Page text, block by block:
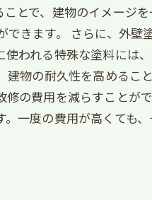
とで、建物のイメージ
きます。 さらに、外
われる特殊な塗料には
物の耐久性を高めるこ
の費用を減らすことが
一度の費用が高くても、